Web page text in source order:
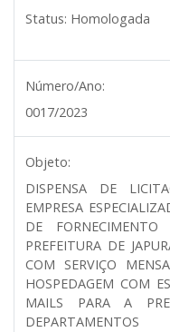
Status: Homologada
Número/Ano:
0017/2023
Objeto:
DISPENSA DE
EMPRESA
DE
PREFEITURA DE
COM SERVIÇO
HOSPEDAGEM COM
MAILS PARA A
DEPARTAMENTOS